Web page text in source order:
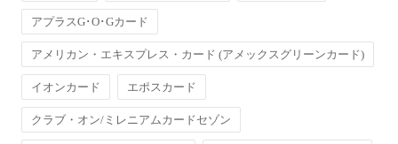
アプラスG･O･Gカード
アメリカン・エキスプレス・カード (アメックスグリーンカード)
イオンカード エポスカード
クラブ・オン/ミレニアムカードセゾン